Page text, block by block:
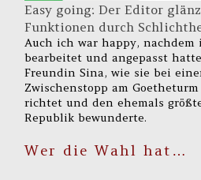
Easy going: Der Editor
Funktionen durch
Auch ich war happy,
bearbeitet und angepasst
Freundin Sina, wie sie bei
Zwischenstopp am
richtet und den ehemals
Republik bewunderte.
Wer die Wahl hat…